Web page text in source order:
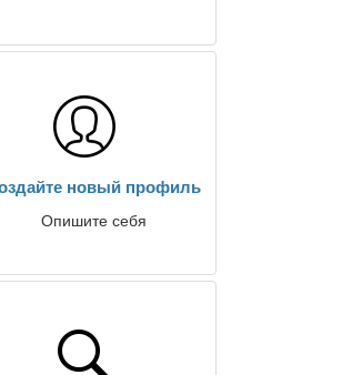
новый профиль
Опишите себя